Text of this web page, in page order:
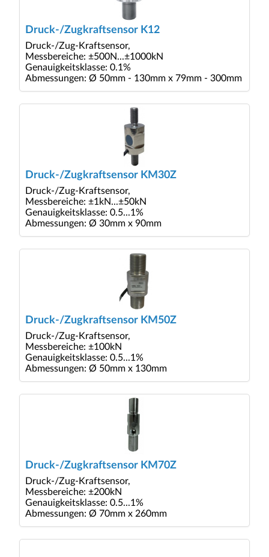
Druck-/Zugkraftsensor K12
Druck-/Zug-Kraftsensor,
Messbereiche: ±500N...±1000kN
Genauigkeitsklasse: 0.1%
Abmessungen: Ø 50mm - 130mm x 79mm - 300mm
Druck-/Zugkraftsensor KM30Z
Druck-/Zug-Kraftsensor,
Messbereiche: ±1kN...±50kN
Genauigkeitsklasse: 0.5...1%
Abmessungen: Ø 30mm x 90mm
Druck-/Zugkraftsensor KM50Z
Druck-/Zug-Kraftsensor,
Messbereiche: ±100kN
Genauigkeitsklasse: 0.5...1%
Abmessungen: Ø 50mm x 130mm
Druck-/Zugkraftsensor KM70Z
Druck-/Zug-Kraftsensor,
Messbereiche: ±200kN
Genauigkeitsklasse: 0.5...1%
Abmessungen: Ø 70mm x 260mm